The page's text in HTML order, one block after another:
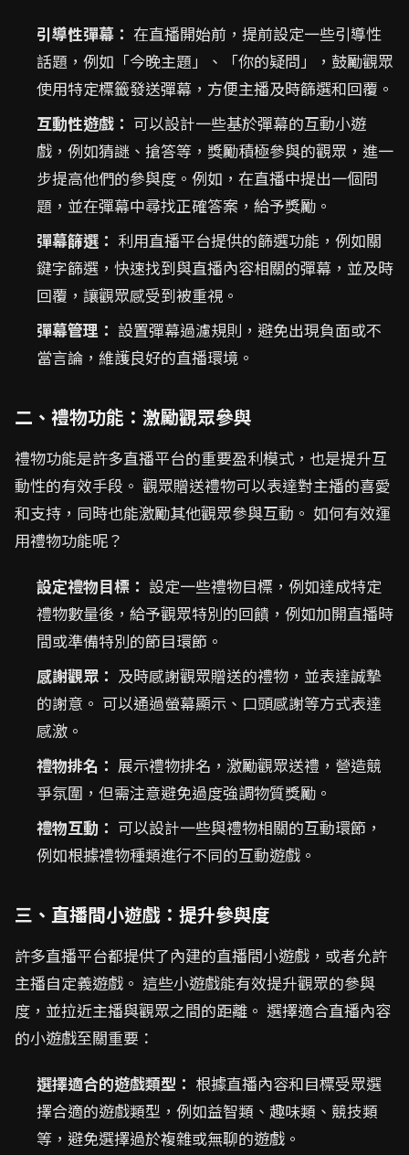
引導性彈幕： 在直播開始前，提前設定一些引導性
話題，例如「今晚主題」、「你的疑問」，鼓勵觀眾
使用特定標籤發送彈幕，方便主播及時篩選和回覆。
互動性遊戲： 可以設計一些基於彈幕的互動小遊
戲，例如猜謎、搶答等，獎勵積極參與的觀眾，進一
步提高他們的參與度。例如，在直播中提出一個問
題，並在彈幕中尋找正確答案，給予獎勵。
彈幕篩選： 利用直播平台提供的篩選功能，例如關
鍵字篩選，快速找到與直播內容相關的彈幕，並及時
回覆，讓觀眾感受到被重視。
彈幕管理： 設置彈幕過濾規則，避免出現負面或不
當言論，維護良好的直播環境。
二、禮物功能：激勵觀眾參與
禮物功能是許多直播平台的重要盈利模式，也是提升互
動性的有效手段。 觀眾贈送禮物可以表達對主播的喜愛
和支持，同時也能激勵其他觀眾參與互動。 如何有效運
用禮物功能呢？
設定禮物目標： 設定一些禮物目標，例如達成特定
禮物數量後，給予觀眾特別的回饋，例如加開直播時
間或準備特別的節目環節。
感謝觀眾： 及時感謝觀眾贈送的禮物，並表達誠摯
的謝意。 可以通過螢幕顯示、口頭感謝等方式表達
感激。
禮物排名： 展示禮物排名，激勵觀眾送禮，營造競
爭氛圍，但需注意避免過度強調物質獎勵。
禮物互動： 可以設計一些與禮物相關的互動環節，
例如根據禮物種類進行不同的互動遊戲。
三、直播間小遊戲：提升參與度
許多直播平台都提供了內建的直播間小遊戲，或者允許
主播自定義遊戲。 這些小遊戲能有效提升觀眾的參與
度，並拉近主播與觀眾之間的距離。 選擇適合直播內容
的小遊戲至關重要：
選擇適合的遊戲類型： 根據直播內容和目標受眾選
擇合適的遊戲類型，例如益智類、趣味類、競技類
等，避免選擇過於複雜或無聊的遊戲。